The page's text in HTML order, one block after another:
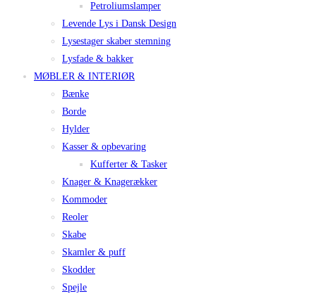
Petroliumslamper
Levende Lys i Dansk Design
Lysestager skaber stemning
Lysfade & bakker
MØBLER & INTERIØR
Bænke
Borde
Hylder
Kasser & opbevaring
Kufferter & Tasker
Knager & Knagerækker
Kommoder
Reoler
Skabe
Skamler & puff
Skodder
Spejle